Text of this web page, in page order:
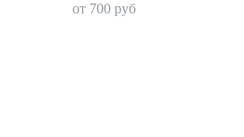
от 700 руб